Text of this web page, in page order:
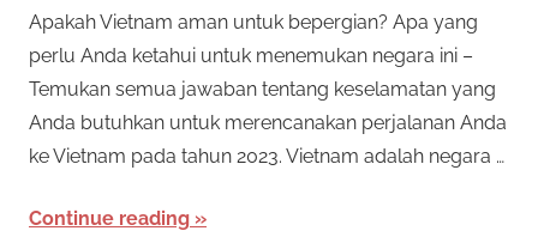
a
y
a
2
a
n
d
a
m
i
Apakah Vietnam aman untuk bepergian? Apa yang
perlu Anda ketahui untuk menemukan negara ini –
Temukan semua jawaban tentang keselamatan yang
Anda butuhkan untuk merencanakan perjalanan Anda
ke Vietnam pada tahun 2023. Vietnam adalah negara …
Continue reading